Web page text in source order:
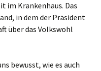
im Krankenhaus. Das
in dem der Präsident
über das Volkswohl
bewusst, wie es auch